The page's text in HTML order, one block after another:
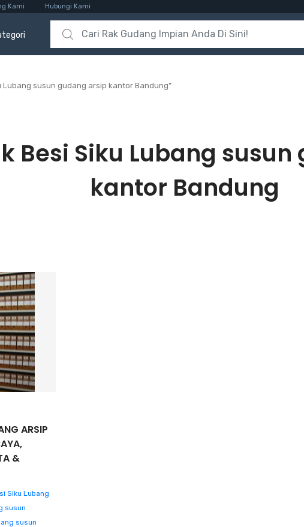
Kami Hubungi Kami
Search for:
Lubang susun gudang arsip kantor Bandung”
Besi Siku Lubang
kantor Bandung
ARSIP
&
Siku Lubang
susun
susun